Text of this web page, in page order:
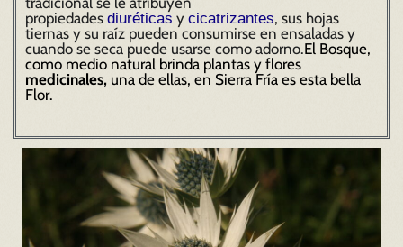
propiedades diuréticas y cicatrizantes, sus hojas
tiernas y su raíz pueden consumirse en ensaladas y
cuando se seca puede usarse como adorno.El Bosque,
como medio natural brinda plantas y flores
medicinales, una de ellas, en Sierra Fría es esta bella
Flor.